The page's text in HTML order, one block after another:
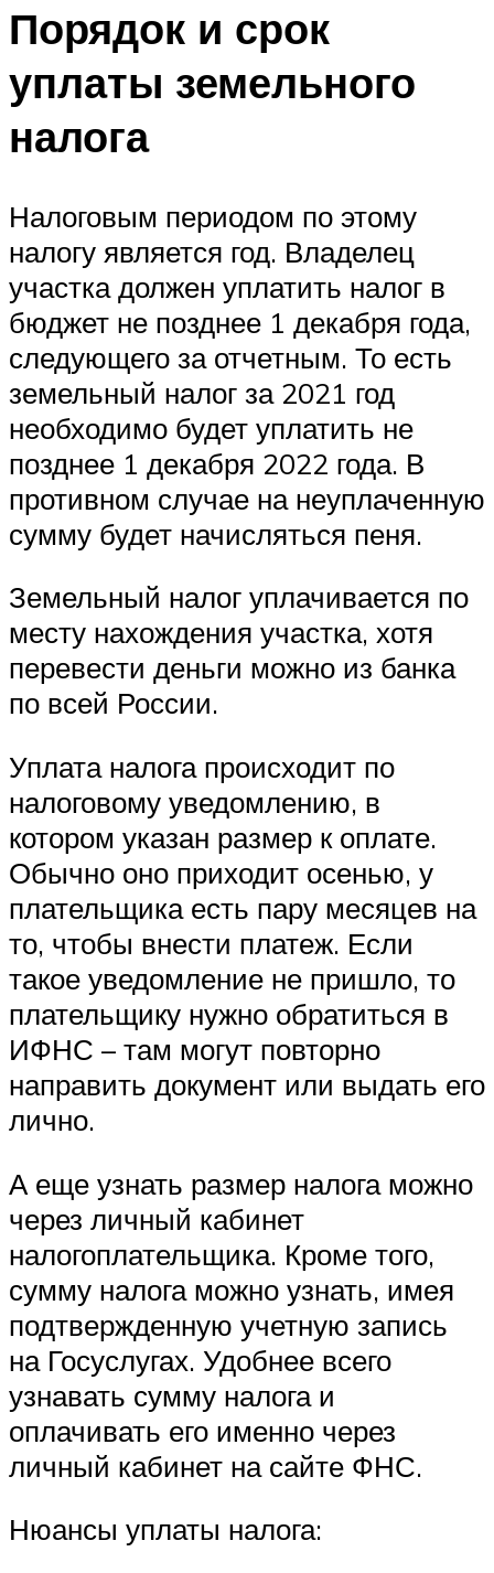
Порядок и срок
уплаты земельного
налога
Налоговым периодом по этому
налогу является год. Владелец
участка должен уплатить налог в
бюджет не позднее 1 декабря года,
следующего за отчетным. То есть
земельный налог за 2021 год
необходимо будет уплатить не
позднее 1 декабря 2022 года. В
противном случае на неуплаченную
сумму будет начисляться пеня.
Земельный налог уплачивается по
месту нахождения участка, хотя
перевести деньги можно из банка
по всей России.
Уплата налога происходит по
налоговому уведомлению, в
котором указан размер к оплате.
Обычно оно приходит осенью, у
плательщика есть пару месяцев на
то, чтобы внести платеж. Если
такое уведомление не пришло, то
плательщику нужно обратиться в
ИФНС – там могут повторно
направить документ или выдать его
лично.
А еще узнать размер налога можно
через личный кабинет
налогоплательщика. Кроме того,
сумму налога можно узнать, имея
подтвержденную учетную запись
на Госуслугах. Удобнее всего
узнавать сумму налога и
оплачивать его именно через
личный кабинет на сайте ФНС.
Нюансы уплаты налога: